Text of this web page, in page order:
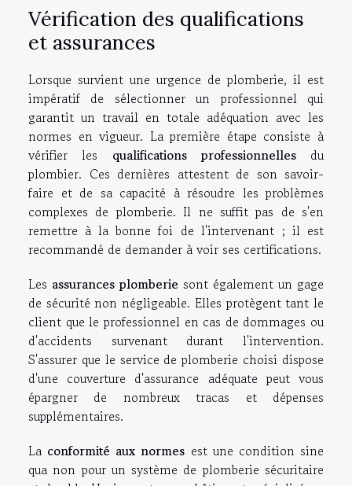
Vérification des qualifications
et assurances
Lorsque survient une urgence de plomberie, il est
impératif de sélectionner un professionnel qui
garantit un travail en totale adéquation avec les
normes en vigueur. La première étape consiste à
vérifier les qualifications professionnellesdu
plombier. Ces dernières attestent de son savoir-
faire et de sa capacité à résoudre les problèmes
complexes de plomberie. Il ne suffit pas de s'en
remettre à la bonne foi de l'intervenant ; il est
recommandé de demander à voir ses certifications.
Les assurances plomberie sont également un gage
de sécurité non négligeable. Elles protègent tant le
client que le professionnel en cas de dommages ou
d'accidents survenant durant l'intervention.
S'assurer que le service de plomberie choisi dispose
d'une couverture d'assurance adéquate peut vous
épargner de nombreux tracas et dépenses
supplémentaires.
La conformité aux normes est une condition sine
qua non pour un système de plomberie sécuritaire